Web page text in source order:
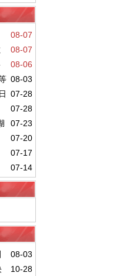
08-07
》！
08-07
中战
08-06
08-03
城、
07-28
07-28
幄】今
07-23
开启！
07-20
07-17
07-14
开放
08-03
10-28